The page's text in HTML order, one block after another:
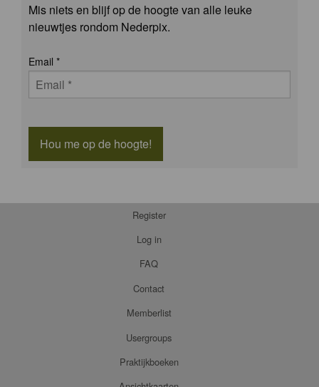
Mis niets en blijf op de hoogte van alle leuke
nieuwtjes rondom Nederpix.
Email *
Hou me op de hoogte!
Register
Log in
FAQ
Contact
Memberlist
Usergroups
Praktijkboeken